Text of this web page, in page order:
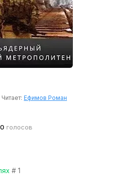
Читает: Ефимов Роман
0 голосов
# 1